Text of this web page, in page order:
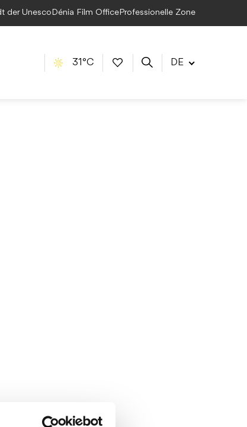
der UnescoDénia Film OfficeProfessionelle Zone
31°C DE